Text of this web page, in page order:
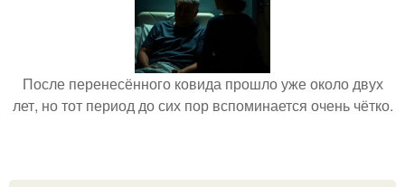
После перенесённого ковида прошло уже около двух
лет, но тот период до сих пор вспоминается очень чётко.